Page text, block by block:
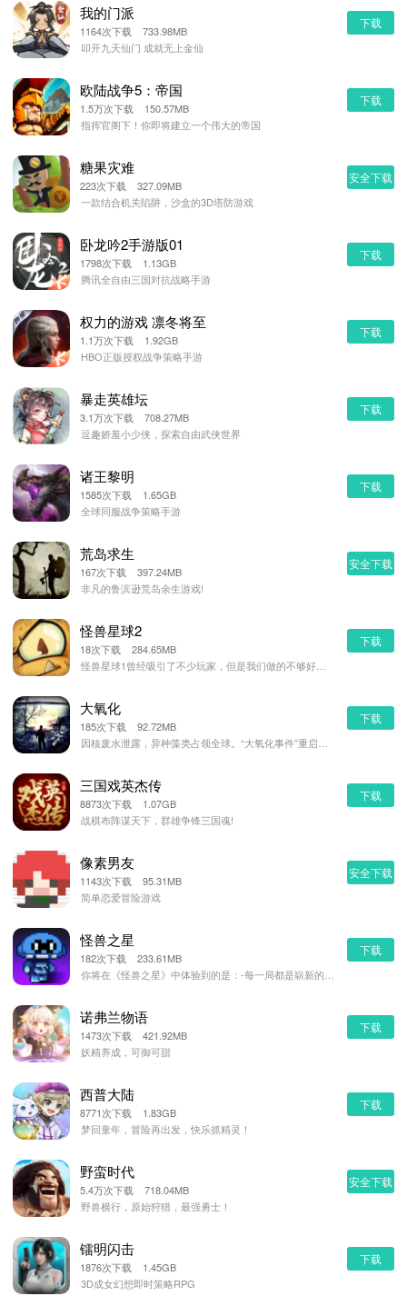
我的门派
1164次下载 733.98MB
叩开九天仙门 成就无上金仙
下载
欧陆战争5：帝国
1.5万次下载 150.57MB
指挥官阁下！你即将建立一个伟大的帝国
下载
糖果灾难
223次下载 327.09MB
一款结合机关陷阱，沙盒的3D塔防游戏
安全下载
卧龙吟2手游版01
1798次下载 1.13GB
腾讯全自由三国对抗战略手游
下载
权力的游戏 凛冬将至
1.1万次下载 1.92GB
HBO正版授权战争策略手游
下载
暴走英雄坛
3.1万次下载 708.27MB
逗趣娇羞小少侠，探索自由武侠世界
下载
诸王黎明
1585次下载 1.65GB
全球同服战争策略手游
下载
荒岛求生
167次下载 397.24MB
非凡的鲁滨逊荒岛余生游戏!
安全下载
怪兽星球2
18次下载 284.65MB
下载
大氧化
185次下载 92.72MB
下载
三国戏英杰传
8873次下载 1.07GB
战棋布阵谋天下，群雄争锋三国魂!
下载
像素男友
1143次下载 95.31MB
简单恋爱冒险游戏
安全下载
怪兽之星
182次下载 233.61MB
下载
诺弗兰物语
1473次下载 421.92MB
妖精养成，可御可甜
下载
西普大陆
8771次下载 1.83GB
梦回童年，冒险再出发，快乐抓精灵！
下载
野蛮时代
5.4万次下载 718.04MB
野兽横行，原始狩猎，最强勇士！
安全下载
镭明闪击
1876次下载 1.45GB
3D成女幻想即时策略RPG
下载